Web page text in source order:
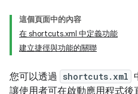
這個頁面中的內容
在 shortcuts.xml 中定義功能
建立捷徑與功能的關聯
您可以透過 shortcuts.xml
讓使用者可在啟動應用程式